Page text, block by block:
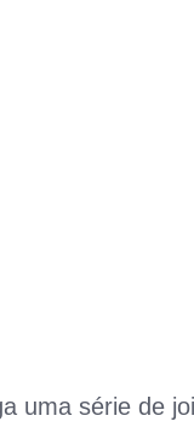
uma série de